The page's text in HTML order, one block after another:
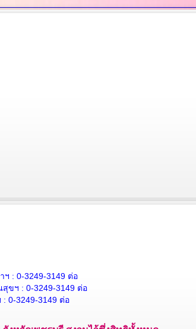
ฯ : 0-3249-3149 ต่อ
ขฯ : 0-3249-3149 ต่อ
: 0-3249-3149 ต่อ